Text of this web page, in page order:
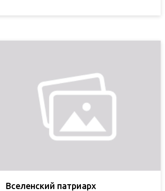
Вселенский патриарх